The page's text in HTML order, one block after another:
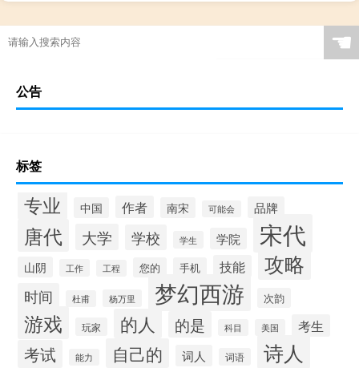
☚
公告
标签
专业 中国 作者 南宋 可能会 品牌
唐代 大学 学校 学生 学院 宋代
山阴 工作 工程 您的 手机 技能 攻略
时间 杜甫 杨万里 梦幻西游 次韵
游戏 玩家 的人 的是 科目 美国 考生
考试 能力 自己的 词人 词语 诗人